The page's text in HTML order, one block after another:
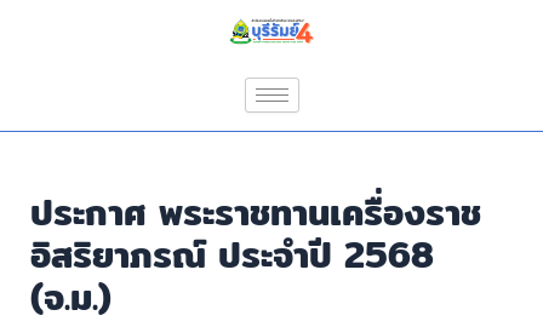
ประกาศ พระราชทานเครื่องราช
อิสริยาภรณ์ ประจำปี 2568
(จ.ม.)